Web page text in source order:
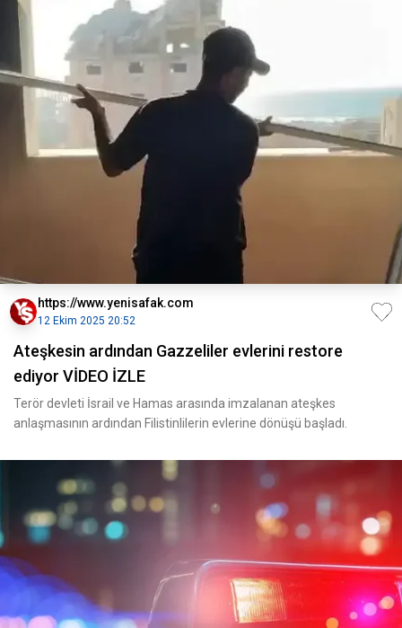
https://www.yenisafak.com
12 Ekim 2025 20:52
Ateşkesin ardından Gazzeliler evlerini restore
ediyor VİDEO İZLE
Terör devleti İsrail ve Hamas arasında imzalanan ateşkes
anlaşmasının ardından Filistinlilerin evlerine dönüşü başladı.